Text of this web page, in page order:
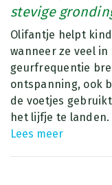
stevige
Olifantje helpt
wanneer ze veel
geurfrequentie
ontspanning, ook
de voetjes
het lijfje te landen.
Lees meer